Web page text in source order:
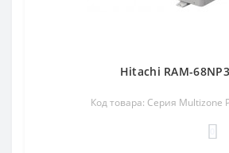
Hitachi RAM-
Код товара: Серия Multizone